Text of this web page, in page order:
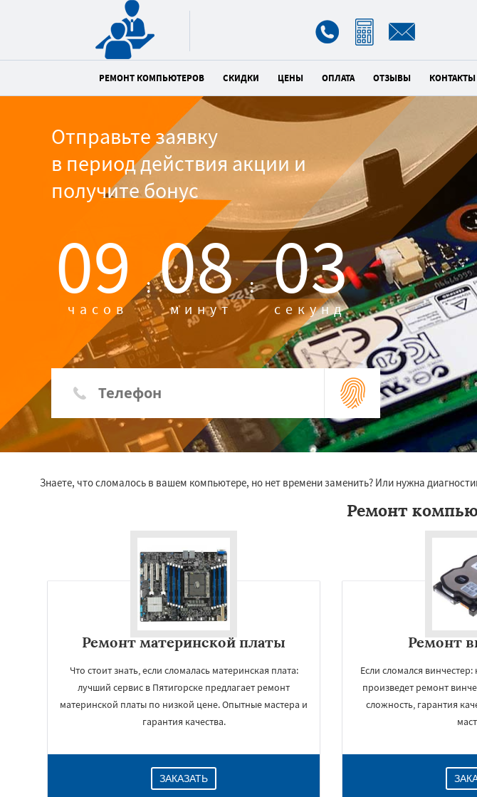
РЕМОНТ КОМПЬЮТЕРОВ СКИДКИ ЦЕНЫ ОПЛАТА ОТЗЫВЫ КОНТАКТЫ
Отправьте заявку
в период действия акции и
получите бонус
09 :
часов 08 :
минут 01
секунд
Знаете, что сломалось в вашем компьютере, но нет времени заменить? Или нужна
Ремонт
Ремонт материнской платы
Что стоит знать, если сломалась материнская плата:
лучший сервис в Пятигорске предлагает ремонт
материнской платы по низкой цене. Опытные мастера и
гарантия качества.
ЗАКАЗАТЬ
Ремонт
Если сломался
произведет ремонт
сложность, гарантия